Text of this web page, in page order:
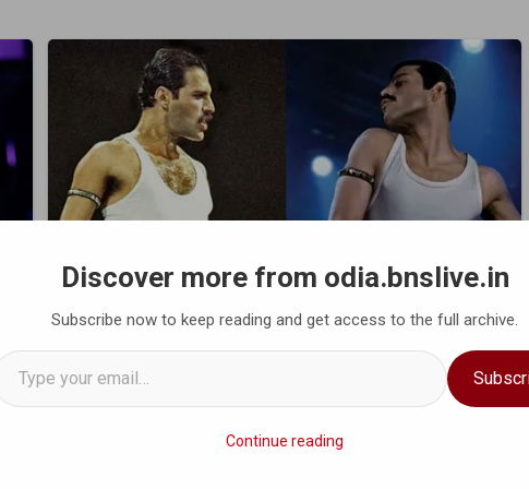
Discover more from odia.bnslive.in
Subscribe now to keep reading and get access to the full archive.
Type your email…
Continue reading